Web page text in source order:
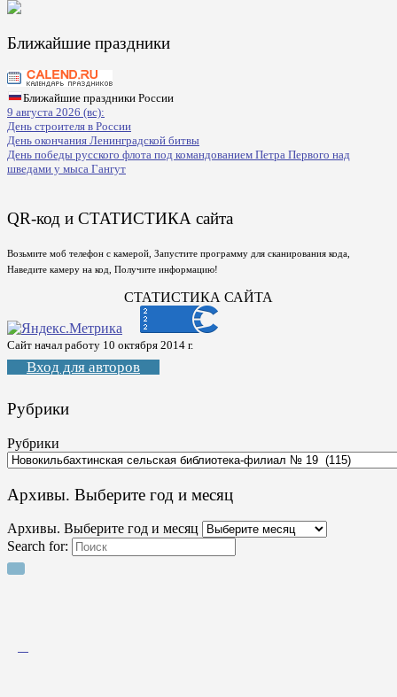
Ближайшие праздники
Ближайшие праздники России
9 августа 2026 (вс):
День строителя в России
День окончания Ленинградской битвы
День победы русского флота под командованием Петра Первого над
шведами у мыса Гангут
QR-код и СТАТИСТИКА сайта
Возьмите моб телефон с камерой, Запустите программу для сканирования кода,
Наведите камеру на код, Получите информацию!
СТАТИСТИКА САЙТА
Сайт начал работу 10 октября 2014 г.
Вход для авторов
Рубрики
Рубрики
Архивы. Выберите год и месяц
Архивы. Выберите год и месяц
Search for: